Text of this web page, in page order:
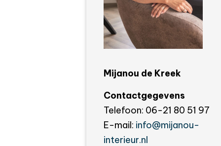
Mijanou de Kreek
Contactgegevens
Telefoon: 06-21 80 51 97
E-mail: info@mijanou-
interieur.nl